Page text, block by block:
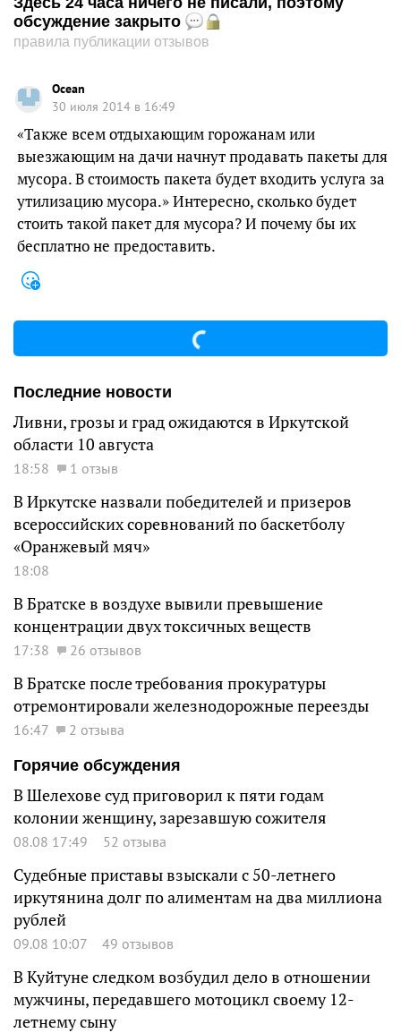
обсуждение закрыто
правила публикации отзывов
Ocean
30 июля 2014 в 16:49
«Также всем отдыхающим горожанам или
выезжающим на дачи начнут продавать пакеты для
мусора. В стоимость пакета будет входить услуга за
утилизацию мусора.» Интересно, сколько будет
стоить такой пакет для мусора? И почему бы их
бесплатно не предоставить.
Последние новости
Ливни, грозы и град ожидаются в Иркутской
области 10 августа
18:58 1 отзыв
В Иркутске назвали победителей и призеров
всероссийских соревнований по баскетболу
«Оранжевый мяч»
18:08
В Братске в воздухе вывили превышение
концентрации двух токсичных веществ
17:38 26 отзывов
В Братске после требования прокуратуры
отремонтировали железнодорожные переезды
16:47
2 отзыва
Горячие обсуждения
В Шелехове суд приговорил к пяти годам
колонии женщину, зарезавшую сожителя
08.08 17:49 52 отзыва
Судебные приставы взыскали с 50-летнего
иркутянина долг по алиментам на два миллиона
рублей
09.08 10:07 49 отзывов
В Куйтуне следком возбудил дело в отношении
мужчины, передавшего мотоцикл своему 12-
летнему сыну